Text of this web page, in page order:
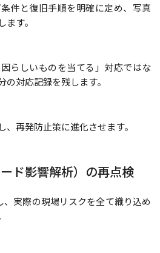
件と復旧手順を明確に定め、写真
す。
らしいものを当てる」対応ではな
の対応記録を残します。
再発防止策に進化させます。
ド影響解析）の再点検
、実際の現場リスクを全て織り込め